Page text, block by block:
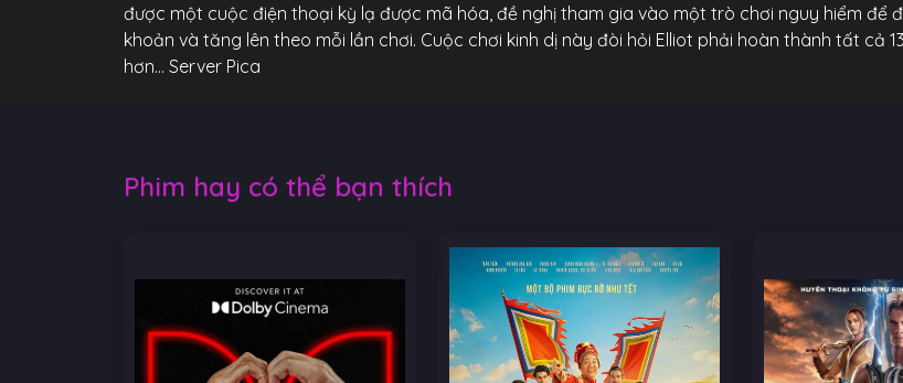
được một cuộc điện thoại kỳ lạ được mã hóa, đề nghị tham gia vào một trò chơi nguy hiểm để
khoản và tăng lên theo mỗi lần chơi. Cuộc chơi kinh dị này đòi hỏi Elliot phải hoàn thành tất cả
hơn… Server Pica
Phim hay có thể bạn thích